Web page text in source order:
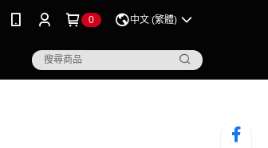
0 中文 (繁體)